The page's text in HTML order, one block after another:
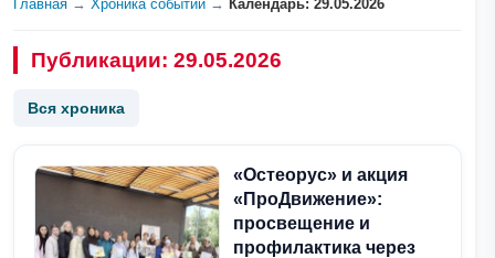
Главная → Хроника событий → Календарь: 29.05.2026
Публикации: 29.05.2026
Вся хроника
«Остеорус» и акция
«ПроДвижение»:
просвещение и
профилактика через